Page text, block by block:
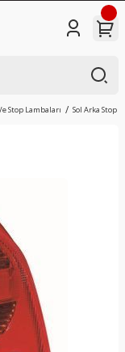
Stop Lambaları Sol Arka Stop